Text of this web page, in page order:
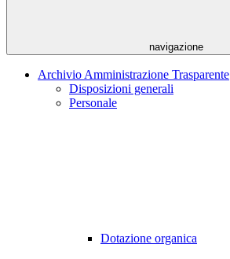
navigazione
Archivio Amministrazione Trasparente
Disposizioni generali
Personale
Dotazione organica